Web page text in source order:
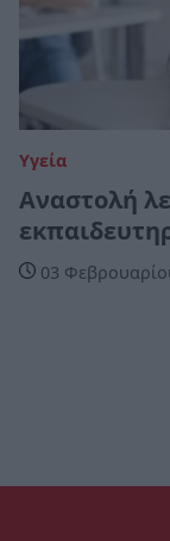
Υγεία
Αναστολή
03